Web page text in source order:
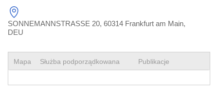
SONNEMANNSTRASSE 20, 60314 Frankfurt am Main,
DEU
Mapa Służba podporządkowana Publikacje